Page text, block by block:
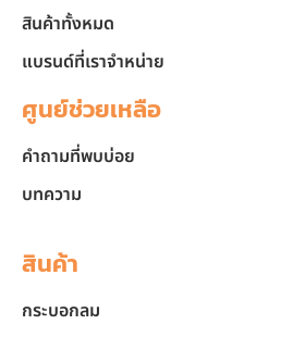
สินค้าทั้งหมด
แบรนด์ที่เราจำหน่าย
ศูนย์ช่วยเหลือ
คำถามที่พบบ่อย
บทความ
สินค้า
กระบอกลม